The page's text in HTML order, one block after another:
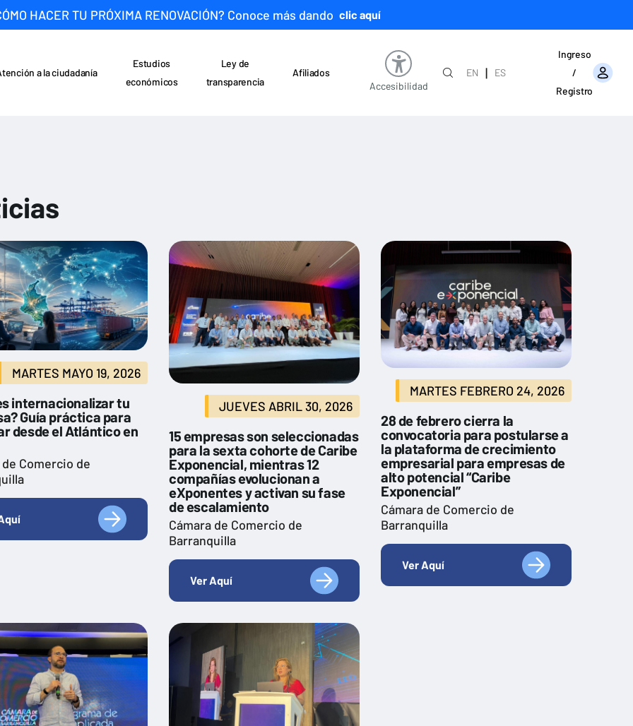
HACER TU PRÓXIMA RENOVACIÓN? Conoce más dando clic aquí
a la ciudadanía
Estudios
económicos
Ley de
transparencia
Afiliados
Accesibilidad
EN |
ES
Ingreso
/
Registro
MARTES MAYO 19, 2026
internacionalizar tu
Guía práctica para
desde el Atlántico en
de Comercio de
JUEVES ABRIL 30, 2026
15 empresas son seleccionadas
para la sexta cohorte de Caribe
Exponencial, mientras 12
compañías evolucionan a
eXponentes y activan su fase
de escalamiento
Cámara de Comercio de
Barranquilla
Ver Aquí
MARTES FEBRERO 24, 2026
28 de febrero cierra la
convocatoria para postularse a
la plataforma de crecimiento
empresarial para empresas de
alto potencial “Caribe
Exponencial”
Cámara de Comercio de
Barranquilla
Ver Aquí